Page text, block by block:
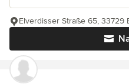
Elverdisser Straße 65, 33729